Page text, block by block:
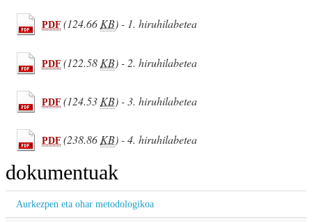
PDF (124.66 KB) - 1. hiruhilabetea
PDF (122.58 KB) - 2. hiruhilabetea
PDF (124.53 KB) - 3. hiruhilabetea
PDF (238.86KB) - 4. hiruhilabetea
dokumentuak
Aurkezpen eta ohar metodologikoa